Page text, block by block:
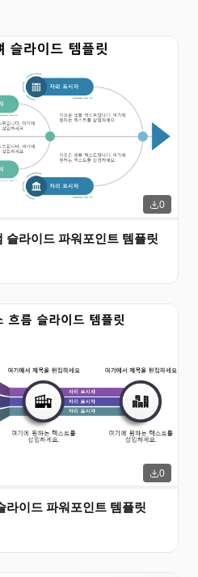
0
슬라이드 파워포인트 템플릿
0
라이드 파워포인트 템플릿